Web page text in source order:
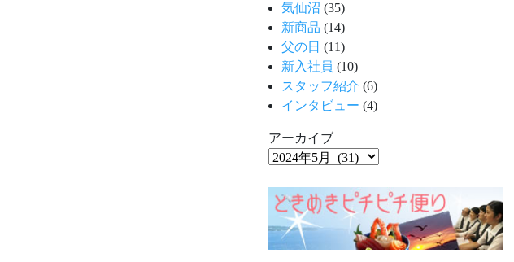
気仙沼 (35)
新商品 (14)
父の日 (11)
新入社員 (10)
スタッフ紹介 (6)
インタビュー (4)
アーカイブ